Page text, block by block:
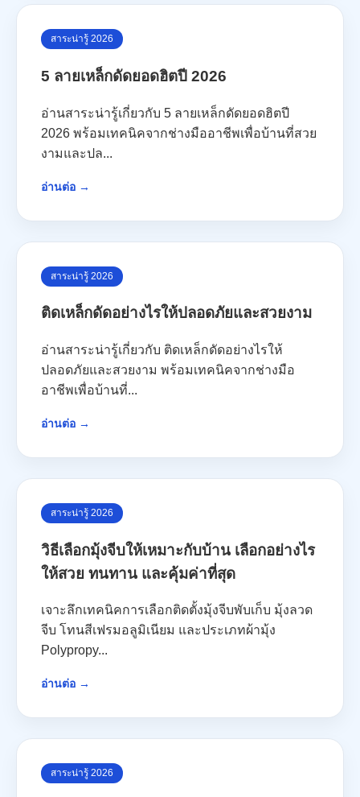
สาระน่ารู้ 2026
5 ลายเหล็กดัดยอดฮิตปี 2026
อ่านสาระน่ารู้เกี่ยวกับ 5 ลายเหล็กดัดยอดฮิตปี
2026 พร้อมเทคนิคจากช่างมืออาชีพเพื่อบ้านที่สวย
งามและปล...
อ่านต่อ →
สาระน่ารู้ 2026
ติดเหล็กดัดอย่างไรให้ปลอดภัยและสวยงาม
อ่านสาระน่ารู้เกี่ยวกับ ติดเหล็กดัดอย่างไรให้
ปลอดภัยและสวยงาม พร้อมเทคนิคจากช่างมือ
อาชีพเพื่อบ้านที่...
อ่านต่อ →
สาระน่ารู้ 2026
วิธีเลือกมุ้งจีบให้เหมาะกับบ้าน เลือกอย่างไร
ให้สวย ทนทาน และคุ้มค่าที่สุด
เจาะลึกเทคนิคการเลือกติดตั้งมุ้งจีบพับเก็บ มุ้งลวด
จีบ โทนสีเฟรมอลูมิเนียม และประเภทผ้ามุ้ง
Polypropy...
อ่านต่อ →
สาระน่ารู้ 2026